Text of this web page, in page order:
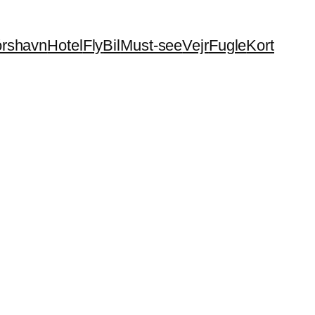
HotelFlyBilMust-seeVejrFugleKort